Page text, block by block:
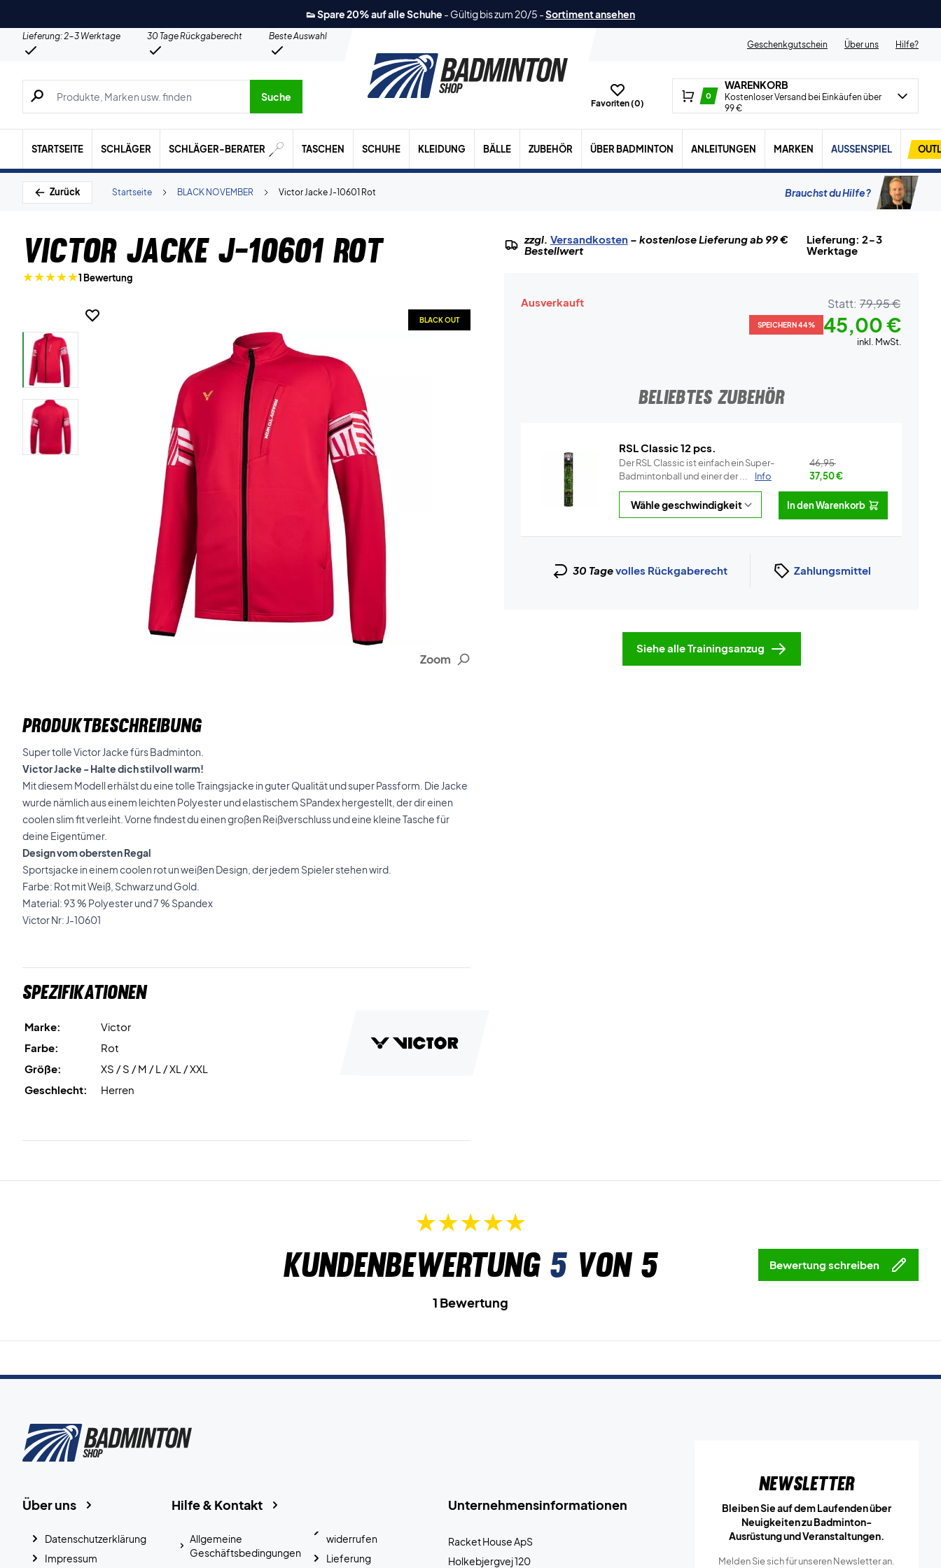
👟 Spare 20% auf alle Schuhe - Gültig bis zum 20/5 -Sortiment ansehen
Lieferung: 2-3 Werktage 30 Tage Rückgaberecht
Beste Auswahl
Geschenkgutschein
Über uns Hilfe?
Suche nach Produkten, Marken usw.
Suche
Favoriten (0)
0
WARENKORB
Kostenloser Versand bei Einkäufen über
99 €
STARTSEITE SCHLÄGER SCHLÄGER-BERATER TASCHEN SCHUHE KLEIDUNG BÄLLE ZUBEHÖR ÜBER BADMINTON ANLEITUNGEN MARKEN AUSSENSPIEL
Zurück Victor Jacke J-10601 Rot
BLACK NOVEMBER
Startseite Brauchst du Hilfe?
Victor Jacke J-10601 Rot
1 Bewertung
Zoom
BLACK OUT
PRODUKTBESCHREIBUNG
Super tolle Victor Jacke fürs Badminton.
Victor Jacke - Halte dich stilvoll warm!
Mit diesem Modell erhälst du eine tolle Traingsjacke in guter Qualität und super Passform. Die Jacke
wurde nämlich aus einem leichten Polyester und elastischem SPandex hergestellt, der dir einen
coolen slim fit verleiht. Vorne findest du einen großen Reißverschluss und eine kleine Tasche für
deine Eigentümer.
Design vom obersten Regal
Sportsjacke in einem coolen rot un weißen Design, der jedem Spieler stehen wird.
Farbe: Rot mit Weiß, Schwarz und Gold.
Material: 93 % Polyester und 7 % Spandex
Victor Nr: J-10601
Spezifikationen
Marke:
Victor
Farbe:
Rot
Größe:
XS / S / M / L / XL / XXL
Geschlecht:
Herren
zzgl. Versandkosten– kostenlose Lieferung ab 99 €
Bestellwert
Lieferung: 2-3
Werktage
Ausverkauft Statt: 79,95 €
SPEICHERN 44% 45,00 €
inkl. MwSt.
BELIEBTES ZUBEHÖR
RSL Classic 12 pcs.
Der RSL Classic ist einfach ein Super-
Badmintonball und einer der ...
Info
46,95
37,50€
In den Warenkorb
30 Tagevolles Rückgaberecht Zahlungsmittel
Siehe alle Trainingsanzug
Kundenbewertung 5von 5 Bewertung schreiben
1 Bewertung
Unternehmensinformationen
Racket House ApS
Holkebjergvej 120
Hilfe & Kontakt
Allgemeine
Geschäftsbedingungen
widerrufen
Lieferung
Über uns
Datenschutzerklärung
Impressum
Newsletter
Bleiben Sie auf dem Laufenden über
Neuigkeiten zu Badminton-
Ausrüstung und Veranstaltungen.
Melden Sie sich für unseren Newsletter an.